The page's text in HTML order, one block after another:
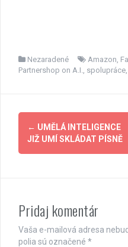
Nezaradené Amazon
Partnershop on A.I.
spolupráce
Post
navigation
← UMĚLÁ INTELIGENCE
JIŽ UMÍ SKLÁDAT PÍSNĚ
Pridaj komentár
Vaša e-mailová adresa
polia sú označené *